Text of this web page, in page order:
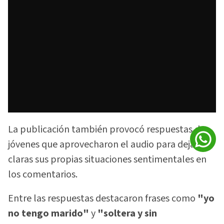
La publicación también provocó respuestas de
jóvenes que aprovecharon el audio para dejar
claras sus propias situaciones sentimentales en
los comentarios.
Entre las respuestas destacaron frases como "yo
no tengo marido" y "soltera y sin